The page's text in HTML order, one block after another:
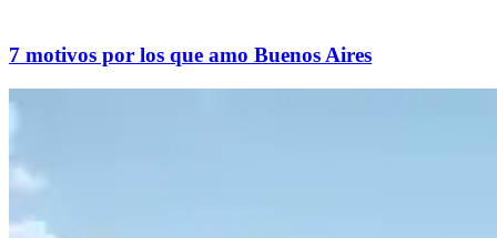
7 motivos por los que amo Buenos Aires